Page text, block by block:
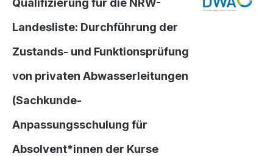
Qualifizierung für die NRW-
Landesliste: Durchführung der
Zustands- und Funktionsprüfung
von privaten Abwasserleitungen
(Sachkunde-
Anpassungsschulung für
Absolvent*innen der Kurse